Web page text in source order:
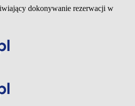
dokonywanie rezerwacji w